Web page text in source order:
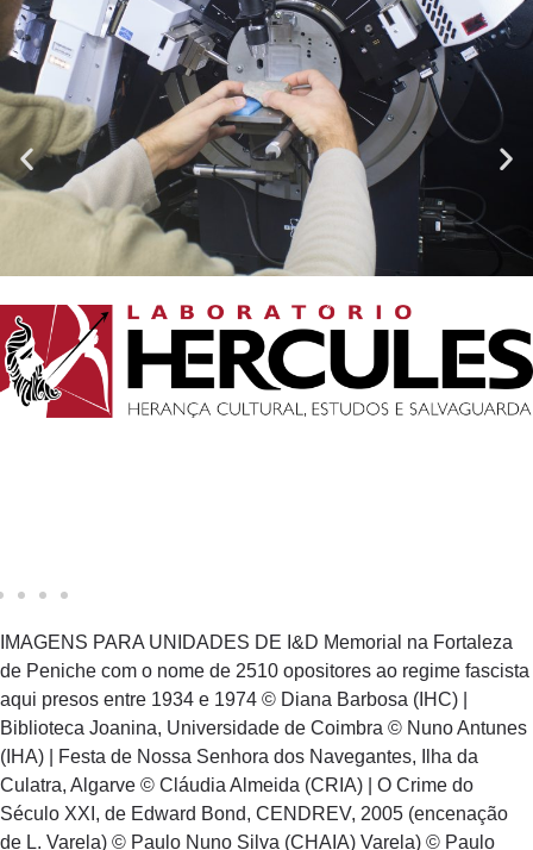
IMAGENS PARA UNIDADES DE I&D Memorial na Fortaleza
de Peniche com o nome de 2510 opositores ao regime fascista
aqui presos entre 1934 e 1974 © Diana Barbosa (IHC) |
Biblioteca Joanina, Universidade de Coimbra © Nuno Antunes
(IHA) | Festa de Nossa Senhora dos Navegantes, Ilha da
Culatra, Algarve © Cláudia Almeida (CRIA) | O Crime do
Século XXI, de Edward Bond, CENDREV, 2005 (encenação
de L. Varela) © Paulo Nuno Silva (CHAIA) Varela) © Paulo